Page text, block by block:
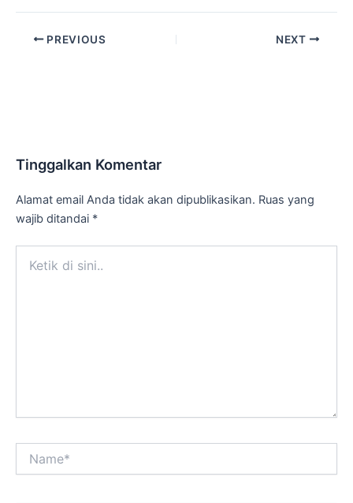
PREVIOUS NEXT
Tinggalkan Komentar
Alamat email Anda tidak akan dipublikasikan. Ruas yang
wajib ditandai *